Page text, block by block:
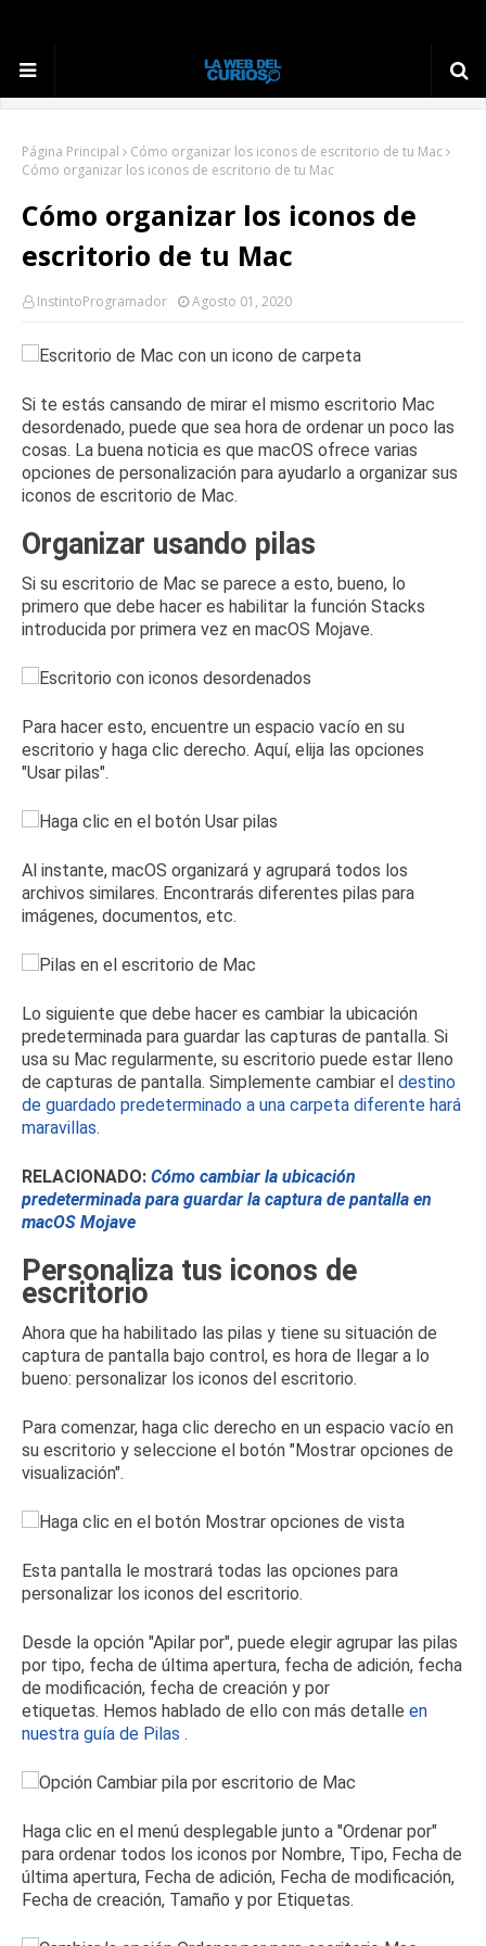
Página Principal
Cómo organizar los iconos de escritorio de tu Mac
Cómo organizar los iconos de escritorio de tu Mac
Cómo organizar los iconos de
escritorio de tu Mac
InstintoProgramador Agosto 01, 2020
Si te estás cansando de mirar el mismo escritorio Mac
desordenado, puede que sea hora de ordenar un poco las
cosas. La buena noticia es que macOS ofrece varias
opciones de personalización para ayudarlo a organizar sus
iconos de escritorio de Mac.
Organizar usando pilas
Si su escritorio de Mac se parece a esto, bueno, lo
primero que debe hacer es habilitar la función Stacks
introducida por primera vez en macOS Mojave.
Para hacer esto, encuentre un espacio vacío en su
escritorio y haga clic derecho. Aquí, elija las opciones
"Usar pilas".
Al instante, macOS organizará y agrupará todos los
archivos similares. Encontrarás diferentes pilas para
imágenes, documentos, etc.
Lo siguiente que debe hacer es cambiar la ubicación
predeterminada para guardar las capturas de pantalla. Si
usa su Mac regularmente, su escritorio puede estar lleno
de capturas de pantalla. Simplemente cambiar el destino
de guardado predeterminado a una carpeta diferente hará
maravillas.
RELACIONADO: Cómo cambiar la ubicación
predeterminada para guardar la captura de pantalla en
macOS Mojave
Personaliza tus iconos de
escritorio
Ahora que ha habilitado las pilas y tiene su situación de
captura de pantalla bajo control, es hora de llegar a lo
bueno: personalizar los iconos del escritorio.
Para comenzar, haga clic derecho en un espacio vacío en
su escritorio y seleccione el botón "Mostrar opciones de
visualización".
Esta pantalla le mostrará todas las opciones para
personalizar los iconos del escritorio.
Desde la opción "Apilar por", puede elegir agrupar las pilas
por tipo, fecha de última apertura, fecha de adición, fecha
de modificación, fecha de creación y por
etiquetas. Hemos hablado de ello con más detalle en
nuestra guía de Pilas .
Haga clic en el menú desplegable junto a "Ordenar por"
para ordenar todos los iconos por Nombre, Tipo, Fecha de
última apertura, Fecha de adición, Fecha de modificación,
Fecha de creación, Tamaño y por Etiquetas.